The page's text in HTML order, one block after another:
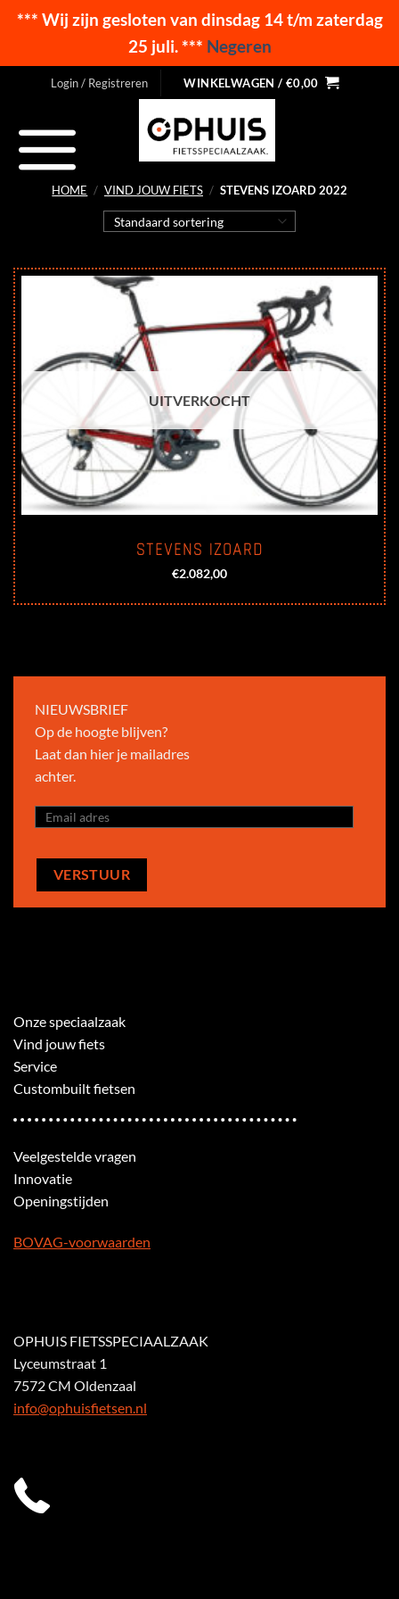
*** Wij zijn gesloten van dinsdag 14 t/m zaterdag
25 juli. *** Negeren
Login / Registreren WINKELWAGEN / €0,00
HOME / VIND JOUW FIETS / STEVENS IZOARD 2022
UITVERKOCHT
STEVENS IZOARD
€2.082,00
NIEUWSBRIEF
Op de hoogte blijven?
Laat dan hier je mailadres
achter.
Onze speciaalzaak
Vind jouw fiets
Service
Custombuilt fietsen
Veelgestelde vragen
Innovatie
Openingstijden
BOVAG-voorwaarden
OPHUIS FIETSSPECIAALZAAK
Lyceumstraat 1
7572 CM Oldenzaal
info@ophuisfietsen.nl